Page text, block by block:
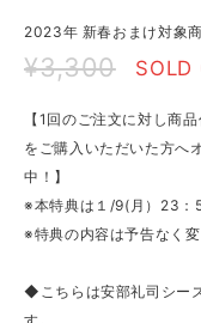
2023年 新春おまけ対象
¥3,300 SOLD
【1回のご注文に対し商
をご購入いただいた方へ
中！】
※本特典は１/9(月）23：
※特典の内容は予告なく
◆こちらは安部礼司シー